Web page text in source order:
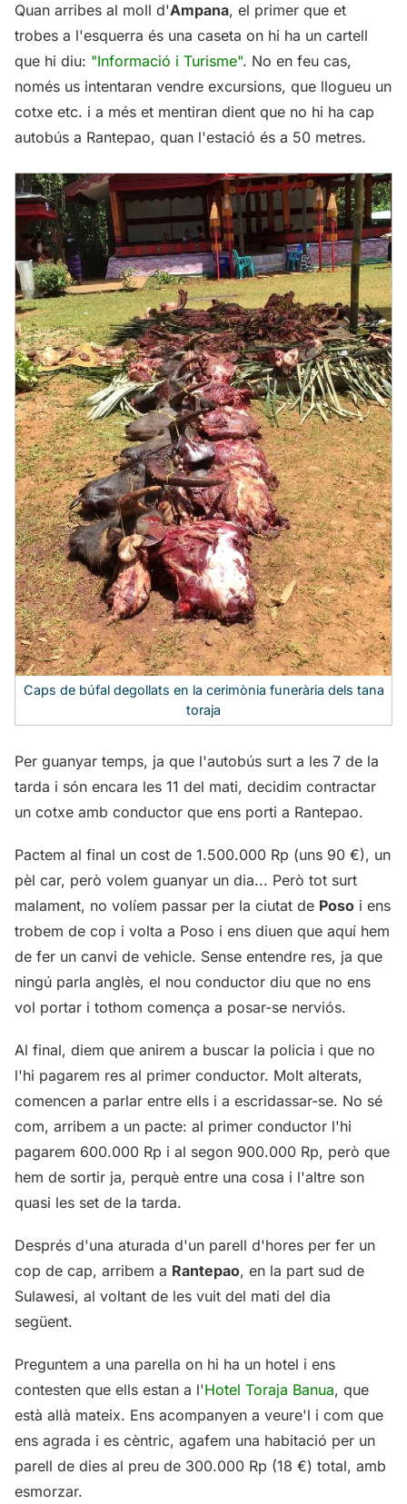
Quan arribes al moll d'Ampana, el primer que et
trobes a l'esquerra és una caseta on hi ha un cartell
que hi diu: "Informació i Turisme". No en feu cas,
només us intentaran vendre excursions, que llogueu un
cotxe etc. i a més et mentiran dient que no hi ha cap
autobús a Rantepao, quan l'estació és a 50 metres.
Caps de búfal degollats en la cerimònia funerària dels tana
toraja
Per guanyar temps, ja que l'autobús surt a les 7 de la
tarda i són encara les 11 del mati, decidim contractar
un cotxe amb conductor que ens porti a Rantepao.
Pactem al final un cost de 1.500.000 Rp (uns 90 €), un
pèl car, però volem guanyar un dia... Però tot surt
malament, no volíem passar per la ciutat de Poso i ens
trobem de cop i volta a Poso i ens diuen que aquí hem
de fer un canvi de vehicle. Sense entendre res, ja que
ningú parla anglès, el nou conductor diu que no ens
vol portar i tothom comença a posar-se nerviós.
Al final, diem que anirem a buscar la policia i que no
l'hi pagarem res al primer conductor. Molt alterats,
comencen a parlar entre ells i a escridassar-se. No sé
com, arribem a un pacte: al primer conductor l'hi
pagarem 600.000 Rp i al segon 900.000 Rp, però que
hem de sortir ja, perquè entre una cosa i l'altre son
quasi les set de la tarda.
Després d'una aturada d'un parell d'hores per fer un
cop de cap, arribem a Rantepao, en la part sud de
Sulawesi, al voltant de les vuit del mati del dia
següent.
Preguntem a una parella on hi ha un hotel i ens
contesten que ells estan a l'Hotel Toraja Banua, que
està allà mateix. Ens acompanyen a veure'l i com que
ens agrada i es cèntric, agafem una habitació per un
parell de dies al preu de 300.000 Rp (18 €) total, amb
esmorzar.